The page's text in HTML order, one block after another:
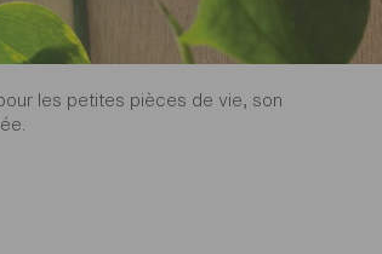
les petites pièces de vie, son